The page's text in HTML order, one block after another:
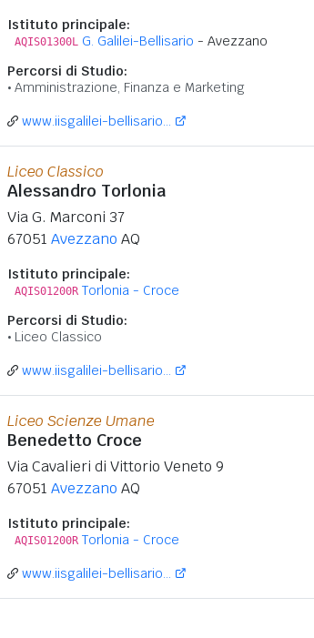
Istituto principale:
AQIS01300L G. Galilei-Bellisario - Avezzano
Percorsi di Studio:
Amministrazione, Finanza e Marketing
www.iisgalilei-bellisario...
Liceo Classico
Alessandro Torlonia
Via G. Marconi 37
67051 Avezzano AQ
Istituto principale:
AQIS01200R Torlonia - Croce
Percorsi di Studio:
Liceo Classico
www.iisgalilei-bellisario...
Liceo Scienze Umane
Benedetto Croce
Via Cavalieri di Vittorio Veneto 9
67051 Avezzano AQ
Istituto principale:
AQIS01200R Torlonia - Croce
www.iisgalilei-bellisario...